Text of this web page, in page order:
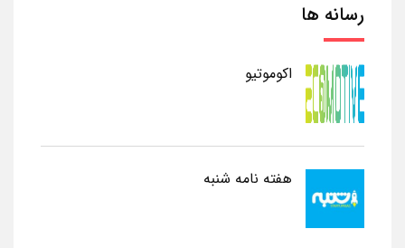
رسانه ها
اکوموتیو
هفته نامه شنبه